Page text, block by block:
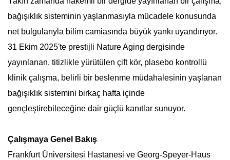
bağışıklık sisteminin yaşlanmasıyla mücadele konusunda
net bulgularıyla bilim camiasında büyük yankı uyandırıyor.
31 Ekim 2025'te prestijli Nature Aging dergisinde
yayınlanan, titizlikle yürütülen çift kör, plasebo kontrollü
klinik çalışma, belirli bir beslenme müdahalesinin yaşlanan
bağışıklık sistemini birkaç hafta içinde
gençleştirebileceğine dair güçlü kanıtlar sunuyor.
Çalışmaya Genel Bakış
Frankfurt Üniversitesi Hastanesi ve Georg-Speyer-Haus